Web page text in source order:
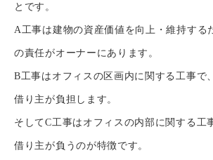
TOP
とです。
A工事は建物の資産価値を向上・維持する
の責任がオーナーにあります。
B工事はオフィスの区画内に関する工事で
借り主が負担します。
そしてC工事はオフィスの内部に関する工
借り主が負うのが特徴です。